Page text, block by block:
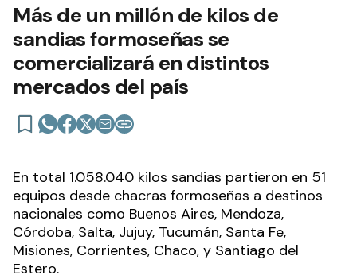
Más de un millón de kilos de
sandias formoseñas se
comercializará en distintos
mercados del país
En total 1.058.040 kilos sandias partieron en 51
equipos desde chacras formoseñas a destinos
nacionales como Buenos Aires, Mendoza,
Córdoba, Salta, Jujuy, Tucumán, Santa Fe,
Misiones, Corrientes, Chaco, y Santiago del
Estero.